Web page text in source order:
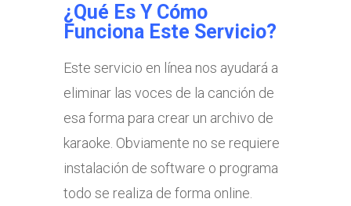
¿Qué Es Y Cómo
Funciona Este Servicio?
Este servicio en línea nos ayudará a
eliminar las voces de la canción de
esa forma para crear un archivo de
karaoke. Obviamente no se requiere
instalación de software o programa
todo se realiza de forma online.